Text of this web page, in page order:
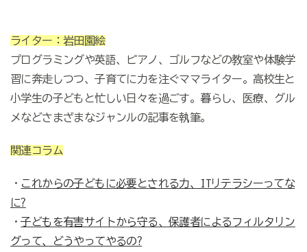
ライター：岩田園絵
プログラミングや英語、ピアノ、ゴルフなどの教室や体験学
習に奔走しつつ、子育てに力を注ぐママライター。高校生と
小学生の子どもと忙しい日々を過ごす。暮らし、医療、グル
メなどさまざまなジャンルの記事を執筆。
関連コラム
・ これからの子どもに必要とされる力、ITリテラシーってな
に?
・子どもを有害サイトから守る、保護者によるフィルタリン
グって、どうやってやるの?